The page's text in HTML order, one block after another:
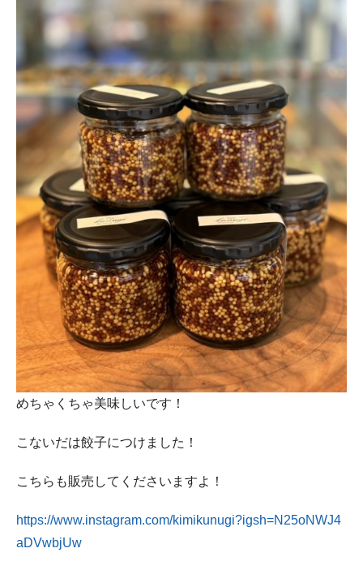
めちゃくちゃ美味しいです！
こないだは餃子につけました！
こちらも販売してくださいますよ！
https://www.instagram.com/kimikunugi?igsh=N25oNWJ4
aDVwbjUw